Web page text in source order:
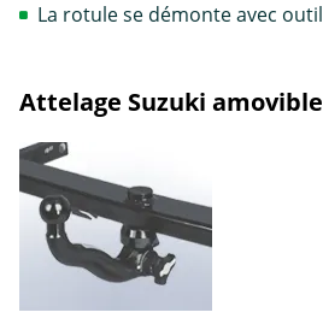
La rotule se démonte avec outil
Attelage Suzuki amovible